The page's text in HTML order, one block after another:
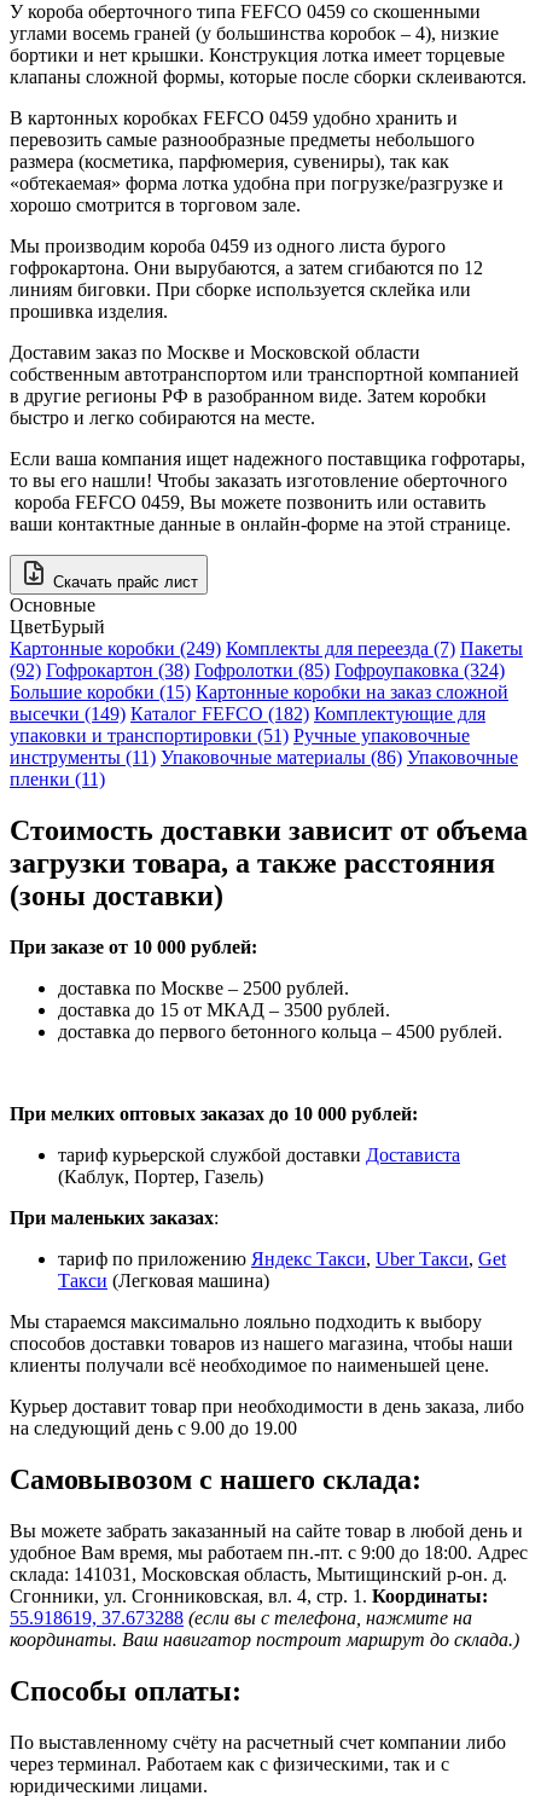
У короба оберточного типа FEFCO 0459 со скошенными
углами восемь граней (у большинства коробок – 4), низкие
бортики и нет крышки. Конструкция лотка имеет торцевые
клапаны сложной формы, которые после сборки склеиваются.
В картонных коробках FEFCO 0459 удобно хранить и
перевозить самые разнообразные предметы небольшого
размера (косметика, парфюмерия, сувениры), так как
«обтекаемая» форма лотка удобна при погрузке/разгрузке и
хорошо смотрится в торговом зале.
Мы производим короба 0459 из одного листа бурого
гофрокартона. Они вырубаются, а затем сгибаются по 12
линиям биговки. При сборке используется склейка или
прошивка изделия.
Доставим заказ по Москве и Московской области
собственным автотранспортом или транспортной компанией
в другие регионы РФ в разобранном виде. Затем коробки
быстро и легко собираются на месте.
Если ваша компания ищет надежного поставщика гофротары,
то вы его нашли! Чтобы заказать изготовление оберточного
короба FEFCO 0459, Вы можете позвонить или оставить
ваши контактные данные в онлайн-форме на этой странице.
Скачать прайс лист
Основные
ЦветБурый
Картонные коробки (249) Комплекты для переезда (7) Пакеты
(92) Гофрокартон (38) Гофролотки (85) Гофроупаковка (324)
Большие коробки (15) Картонные коробки на заказ сложной
высечки (149) Каталог FEFCO (182) Комплектующие для
упаковки и транспортировки (51) Ручные упаковочные
инструменты (11) Упаковочные материалы (86) Упаковочные
пленки (11)
Стоимость доставки зависит от объема
загрузки товара, а также расстояния
(зоны доставки)
При заказе от 10 000 рублей:
доставка по Москве – 2500 рублей.
доставка до 15 от МКАД – 3500 рублей.
доставка до первого бетонного кольца – 4500 рублей.
При мелких оптовых заказах до 10 000 рублей:
тариф курьерской службой доставки Достависта
(Каблук, Портер, Газель)
При маленьких заказах:
тариф по приложению Яндекс Такси, Uber Такси, Get
Такси (Легковая машина)
Мы стараемся максимально лояльно подходить к выбору
способов доставки товаров из нашего магазина, чтобы наши
клиенты получали всё необходимое по наименьшей цене.
Курьер доставит товар при необходимости в день заказа, либо
на следующий день с 9.00 до 19.00
Самовывозом с нашего склада:
Вы можете забрать заказанный на сайте товар в любой день и
удобное Вам время, мы работаем пн.-пт. с 9:00 до 18:00. Адрес
склада: 141031, Московская область, Мытищинский р-он. д.
Сгонники, ул. Сгонниковская, вл. 4, стр. 1. Координаты:
55.918619, 37.673288 (если вы с телефона, нажмите на
координаты. Ваш навигатор построит маршрут до склада.)
Способы оплаты:
По выставленному счёту на расчетный счет компании либо
через терминал. Работаем как с физическими, так и с
юридическими лицами.